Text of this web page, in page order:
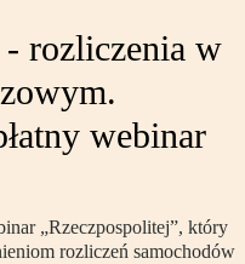
rozliczenia w
webinar
„Rzeczpospolitej”, który
rozliczeń samochodów